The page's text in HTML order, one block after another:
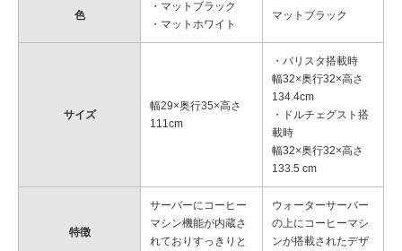
色
・マットブラック
・マットホワイト
マットブラック
サイズ
幅29×奥行35×高さ
111cm
・バリスタ搭載時
幅32×奥行32×高さ
134.4cm
・ドルチェグスト搭
載時
幅32×奥行32×高さ
133.5 cm
特徴
サーバーにコーヒー
マシン機能が内蔵さ
れておりすっきりと
ウォーターサーバー
の上にコーヒーマシ
ンが搭載されたデザ